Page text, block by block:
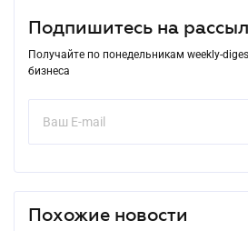
Подпишитесь на
Получайте по понедельникам weekly-
бизнеса
Похожие новости